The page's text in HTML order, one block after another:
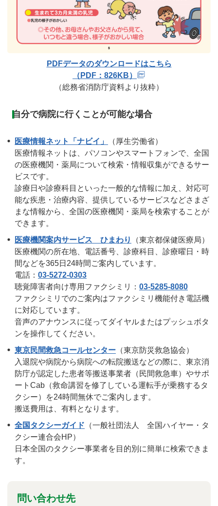
PDFデータのダウンロードはこちら
（PDF：826KB）
（総務省消防庁資料より抜粋）
自分で病院に行くことが可能な場合
医療情報ネット「ナビイ」
（厚生労働省）
医療情報ネットは、パソコンやスマートフォンで、全国
の医療機関・薬局について検索・情報収集ができるサー
ビスです。
診療日や診療科目といった一般的な情報に加え、対応可
能な疾患・治療内容、提供しているサービスなどさまざ
まな情報から、全国の医療機関・薬局を検索することが
できます。
医療機関案内サービス ひまわり
（東京都保健医療局）
医療機関の所在地、電話番号、診療科目、診療曜日・時
間などを365日24時間ご案内しています。
電話： 03-5272-0303
聴覚障害者向け専用ファクシミリ： 03-5285-8080
ファクシミリでのご案内はファクシミリ機能付き電話機
に対応しています。
音声のアナウンスに従ってダイヤルまたはプッシュボタ
ンを操作してください。
東京民間救急コールセンター （東京防災救急協会）
入退院や病院から病院への転院搬送などの際に、東京消
防庁が認定した患者等搬送事業者（民間救急車）やサポ
ートCab（救命講習を修了している運転手が乗務するタ
クシー）を24時間無休でご案内します。
搬送費用は、有料となります。
全国タクシーガイド （一般社団法人 全国ハイヤー・タ
クシー連合会HP）
日本全国のタクシー事業者を目的別に簡単に検索できま
す。
問い合わせ先